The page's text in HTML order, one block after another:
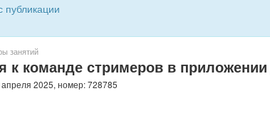
публикации
занятий
к команде стримеров в приложении
2025, номер: 728785